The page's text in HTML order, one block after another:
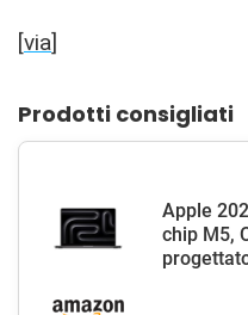
[via]
Prodotti consigliati
Apple
chip M5,